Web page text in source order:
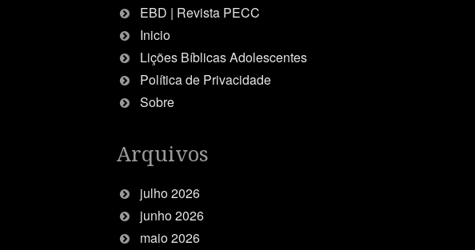
EBD | Revista PECC
Inicio
Lições Bíblicas Adolescentes
Política de Privacidade
Sobre
Arquivos
julho 2026
junho 2026
maio 2026